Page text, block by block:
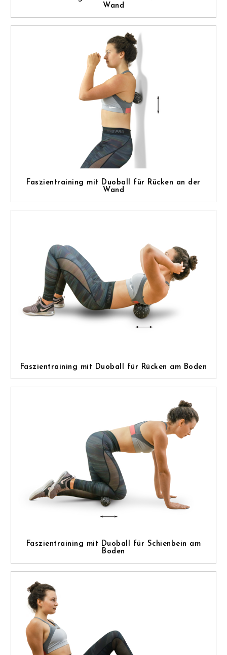
Wand
Faszientraining mit Duoball für Rücken an der
Wand
Faszientraining mit Duoball für Rücken am Boden
Faszientraining mit Duoball für Schienbein am
Boden